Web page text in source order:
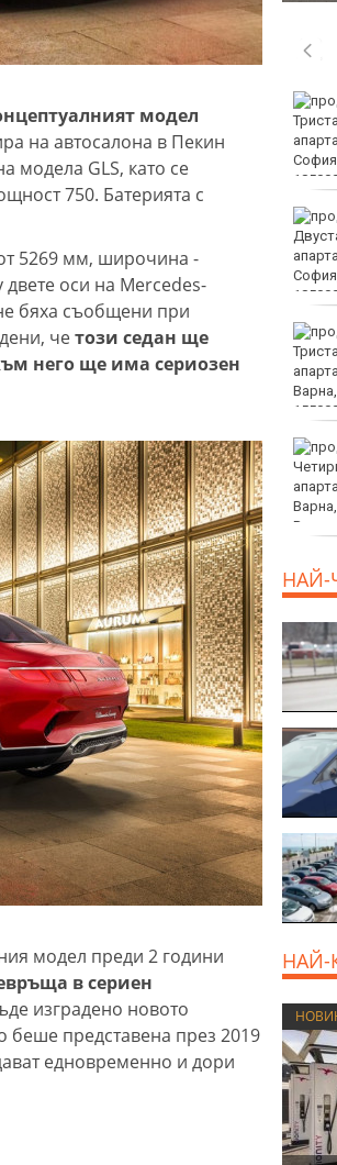
модел
на автосалона в Пекин
модела GLS, като се
750. Батерията с
5269 мм, широчина -
оси на Mercedes-
бяха съобщени при
четози седан ще
него ще има сериозен
модел преди 2 години
в сериен
изградено новото
беше представена през 2019
едновременно и дори
инициативи за
Международния ден на
младежта във Варна
книжка, бе осъден във
Варна
Спипаха 75-годишен
дядо с 53 грама чист
кокаин
Пускат нови 66 спътника
в ниска околоземна
орбита
НАЙ-
НАЙ-